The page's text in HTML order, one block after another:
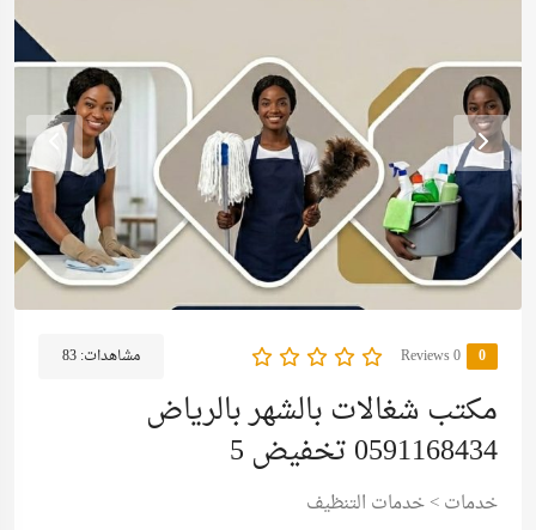
0
0 Reviews مشاهدات:83
مكتب شغالات بالشهر بالرياض
0591168434 تخفيض 5
خدمات>خدمات التنظيف